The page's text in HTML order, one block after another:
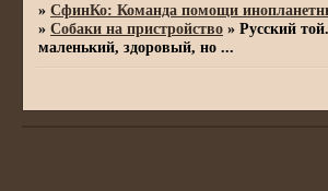
»СфинКо: Команда помощи
»Собаки на пристройство »Русский
маленький, здоровый, но ...